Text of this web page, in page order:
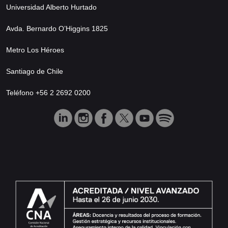
Universidad Alberto Hurtado
Avda. Bernardo O’Higgins 1825
Metro Los Héroes
Santiago de Chile
Teléfono +56 2 2692 0200